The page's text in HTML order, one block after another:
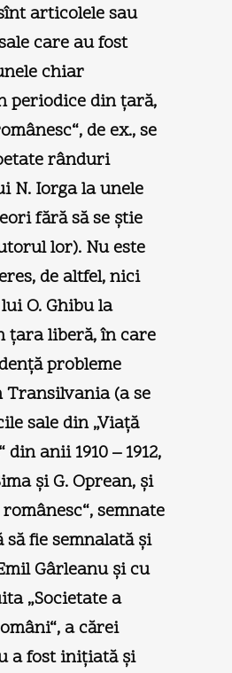
articolele sau
care au fost
chiar
periodice din ţară,
de ex., se
rânduri
N. Iorga la unele
fără să se ştie
lor). Nu este
de altfel, nici
O. Ghibu la
ţara liberă, în care
probleme
(a se
sale din „Viaţă
anii 1910 – 1912,
şi G. Oprean, şi
semnate
fie semnalată şi
Gârleanu şi cu
„Societate a
a cărei
a fost iniţiată şi